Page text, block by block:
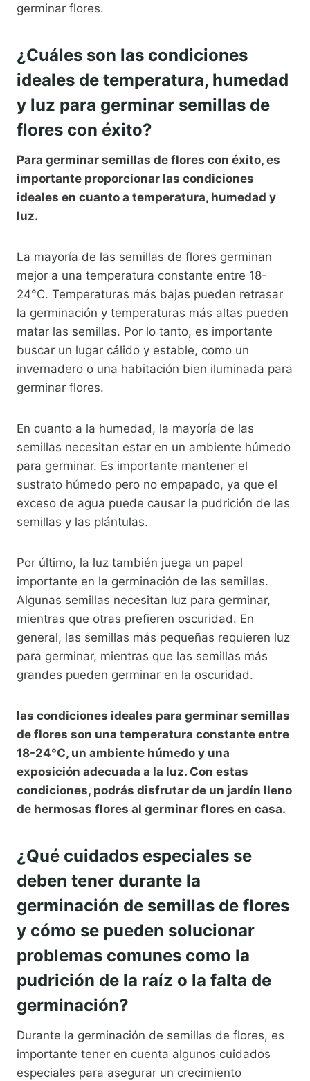
germinar flores.
¿Cuáles son las condiciones
ideales de temperatura, humedad
y luz para germinar semillas de
flores con éxito?
Para germinar semillas de flores con éxito, es
importante proporcionar las condiciones
ideales en cuanto a temperatura, humedad y
luz.
La mayoría de las semillas de flores germinan
mejor a una temperatura constante entre 18-
24°C. Temperaturas más bajas pueden retrasar
la germinación y temperaturas más altas pueden
matar las semillas. Por lo tanto, es importante
buscar un lugar cálido y estable, como un
invernadero o una habitación bien iluminada para
germinar flores.
En cuanto a la humedad, la mayoría de las
semillas necesitan estar en un ambiente húmedo
para germinar. Es importante mantener el
sustrato húmedo pero no empapado, ya que el
exceso de agua puede causar la pudrición de las
semillas y las plántulas.
Por último, la luz también juega un papel
importante en la germinación de las semillas.
Algunas semillas necesitan luz para germinar,
mientras que otras prefieren oscuridad. En
general, las semillas más pequeñas requieren luz
para germinar, mientras que las semillas más
grandes pueden germinar en la oscuridad.
las condiciones ideales para germinar semillas
de flores son una temperatura constante entre
18-24°C, un ambiente húmedo y una
exposición adecuada a la luz. Con estas
condiciones, podrás disfrutar de un jardín lleno
de hermosas flores al germinar flores en casa.
¿Qué cuidados especiales se
deben tener durante la
germinación de semillas de flores
y cómo se pueden solucionar
problemas comunes como la
pudrición de la raíz o la falta de
germinación?
Durante la germinación de semillas de flores, es
importante tener en cuenta algunos cuidados
especiales para asegurar un crecimiento